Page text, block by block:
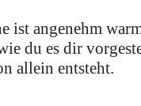
ist angenehm
du es dir
allein entsteht.